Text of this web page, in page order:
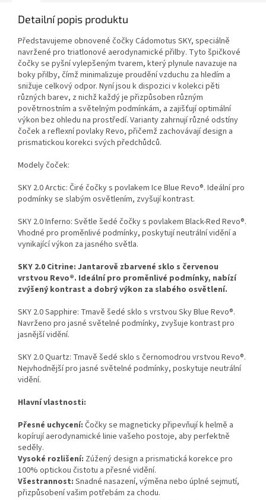
Detailní popis produktu
Představujeme obnovené čočky Cádomotus SKY, speciálně
navržené pro triatlonové aerodynamické přilby. Tyto špičkové
čočky se pyšní vylepšeným tvarem, který plynule navazuje na
boky přilby, čímž minimalizuje proudění vzduchu za hledím a
snižuje celkový odpor. Nyní jsou k dispozici v kolekci pěti
různých barev, z nichž každý je přizpůsoben různým
povětrnostním a světelným podmínkám, a zajišťují optimální
výkon bez ohledu na prostředí. Varianty zahrnují různé odstíny
čoček a reflexní povlaky Revo, přičemž zachovávají design a
prismatickou korekci svých předchůdců.
Modely čoček:
SKY 2.0 Arctic: Čiré čočky s povlakem Ice Blue Revo®. Ideální pro
podmínky se slabým osvětlením, zvyšují kontrast.
SKY 2.0 Inferno: Světle šedé čočky s povlakem Black-Red Revo®.
Vhodné pro proměnlivé podmínky, poskytují neutrální vidění a
vynikající výkon za jasného světla.
SKY 2.0 Citrine: Jantarově zbarvené sklo s červenou
vrstvou Revo®. Ideální pro proměnlivé podmínky, nabízí
zvýšený kontrast a dobrý výkon za slabého osvětlení.
SKY 2.0 Sapphire: Tmavě šedé sklo s vrstvou Sky Blue Revo®.
Navrženo pro jasné světelné podmínky, zvyšuje kontrast pro
jasnější vidění.
SKY 2.0 Quartz: Tmavě šedé sklo s černomodrou vrstvou Revo®.
Nejvhodnější pro jasné světelné podmínky, poskytuje neutrální
vidění.
Hlavní vlastnosti:
Přesné uchycení: Čočky se magneticky připevňují k helmě a
kopírují aerodynamické linie vašeho postoje, aby perfektně
seděly.
Vysoké rozlišení: Zúžený design a prismatická korekce pro
100% optickou čistotu a přesné vidění.
Všestrannost: Snadné nasazení, výměna nebo úplné sejmutí,
přizpůsobení vašim potřebám za chodu.